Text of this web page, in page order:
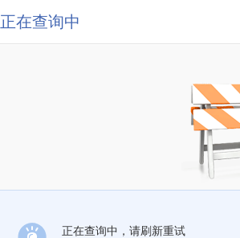
正在查询中
正在查询中，请刷新重试